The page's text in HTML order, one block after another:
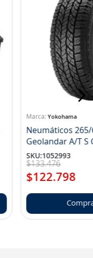
Yokohama
Neumáticos 265/
SKU:1052993
$133.476
$122.798